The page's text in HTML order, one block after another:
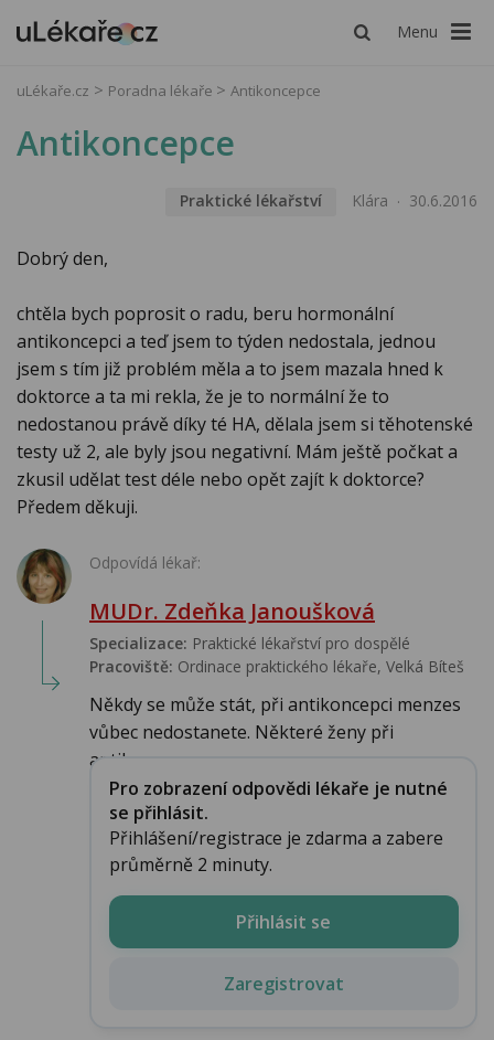
Menu
uLékaře.cz Poradna lékaře Antikoncepce
Antikoncepce
Praktické lékařství Klára 30.6.2016
Dobrý den,
chtěla bych poprosit o radu, beru hormonální
antikoncepci a teď jsem to týden nedostala, jednou
jsem s tím již problém měla a to jsem mazala hned k
doktorce a ta mi rekla, že je to normální že to
nedostanou právě díky té HA, dělala jsem si těhotenské
testy už 2, ale byly jsou negativní. Mám ještě počkat a
zkusil udělat test déle nebo opět zajít k doktorce?
Předem děkuji.
Odpovídá lékař:
MUDr. Zdeňka Janoušková
Specializace: Praktické lékařství pro dospělé
Pracoviště: Ordinace praktického lékaře, Velká Bíteš
Někdy se může stát, při antikoncepci menzes
vůbec nedostanete. Některé ženy při
antikoncep...
Pro zobrazení odpovědi lékaře je nutné
se přihlásit.
Přihlášení/registrace je zdarma a zabere
průměrně 2 minuty.
Přihlásit se
Zaregistrovat